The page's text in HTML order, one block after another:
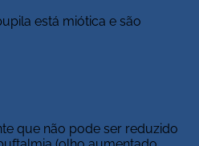
está miótica e são
que não pode ser reduzido